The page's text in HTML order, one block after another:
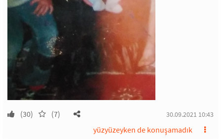
(30) (7) 30.09.2021 10:43
yüzyüzeyken de konuşamadık